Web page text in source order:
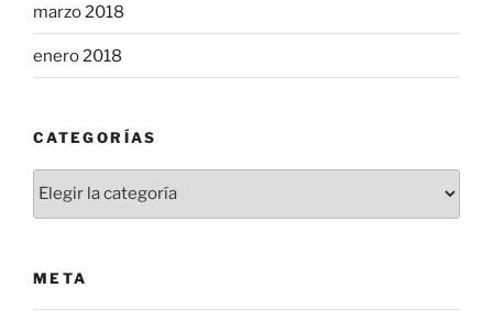
marzo 2018
enero 2018
CATEGORÍAS
META